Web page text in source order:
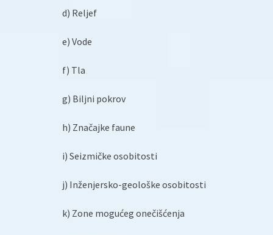
d) Reljef
e) Vode
f) Tla
g) Biljni pokrov
h) Značajke faune
i) Seizmičke osobitosti
j) Inženjersko-geološke osobitosti
k) Zone mogućeg onečišćenja